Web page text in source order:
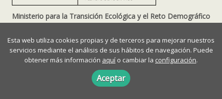
Confederación Hidrográfica del Cantábrico
Confederación Hidrográfica del Ebro
Confederación Hidrográfica del Guadalquivir
Confederación Hidrográfica del Guadiana
Ministerio para la Transición Ecológica y el Reto Demográfico
Esta web utiliza cookies propias y de terceros para mejorar nuestros
servicios mediante el análisis de sus hábitos de navegación. Puede
obtener más información aquí o cambiar la configuración.
Aceptar